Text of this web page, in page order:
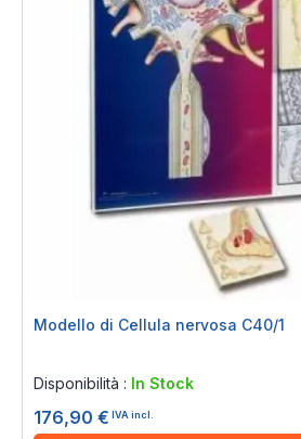
Modello di Cellula nervosa C40/1
Disponibilità : In Stock
176,90 € IVA incl.